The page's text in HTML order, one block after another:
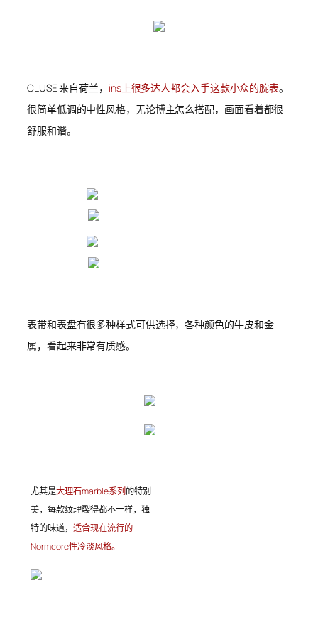
CLUSE 来自荷兰， ins上很多达人都会入手这款小众的腕表。
很简单低调的中性风格，无论博主怎么搭配，画面看着都很
舒服和谐。
表带和表盘有很多种样式可供选择，各种颜色的牛皮和金
属，看起来非常有质感。
尤其是大理石marble系列的特别
美，每款纹理裂得都不一样，独
特的味道， 适合现在流行的
Normcore性冷淡风格。